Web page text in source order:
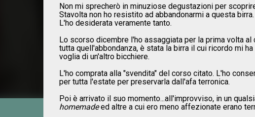
Non mi sprecherò in minuziose degustazioni per
Stavolta non ho resistito ad abbandonarmi a questa birra.
L'ho desiderata veramente tanto.
Lo scorso dicembre l'ho assaggiata per la prima volta
tutta quell'abbondanza, è stata la birra il cui ricordo mi
voglia di un'altro bicchiere.
L'ho comprata alla "svendita" del corso citato. L'ho
per tutta l'estate per preservarla dall'afa terronica.
Poi è arrivato il suo momento...all'improvviso, in un
homemadeed altre a cui ero meno affezionate erano